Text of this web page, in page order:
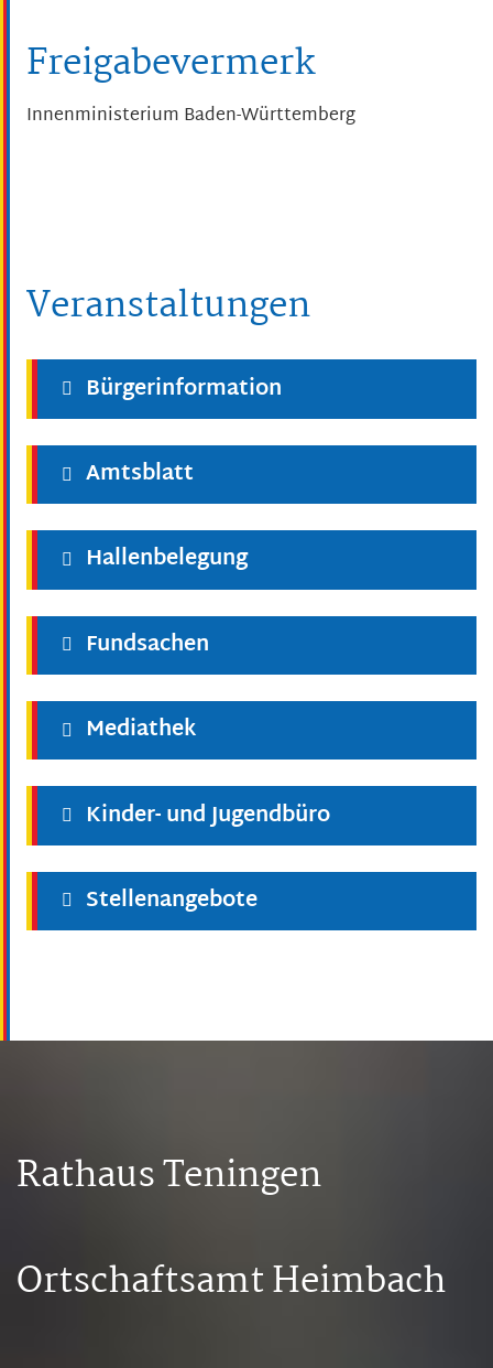
Freigabevermerk
Innenministerium Baden-Württemberg
Veranstaltungen
Bürgerinformation
Amtsblatt
Hallenbelegung
Fundsachen
Mediathek
Kinder- und Jugendbüro
Stellenangebote
Rathaus Teningen
Ortschaftsamt Heimbach